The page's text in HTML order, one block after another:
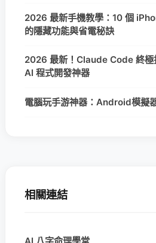
2026 最新手機教學：10 個
的隱藏功能與省電秘訣
2026 最新！Claude Code 終極
AI 程式開發神器
電腦玩手游神器：Android模擬
相關連結